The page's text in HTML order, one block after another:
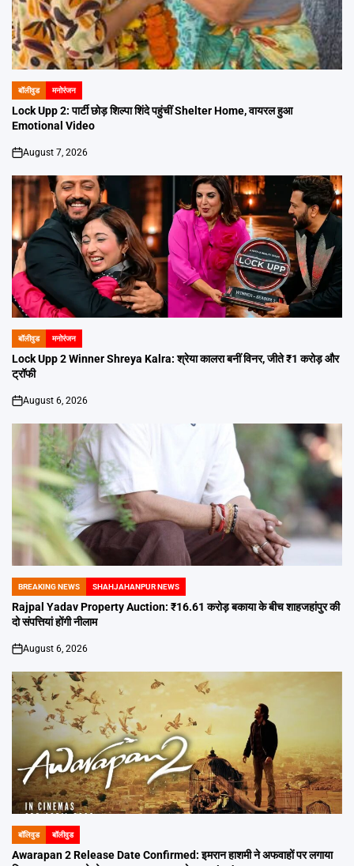
POSTED
IN
बॉलीवुड मनोरंजन
Lock Upp 2: पार्टी छोड़ शिल्पा शिंदे पहुंचीं Shelter Home, वायरल हुआ
Emotional Video
on
August 7, 2026
POSTED
IN
बॉलीवुड मनोरंजन
Lock Upp 2 Winner Shreya Kalra: श्रेया कालरा बनीं विनर, जीते ₹1 करोड़ और
ट्रॉफी
on
August 6, 2026
POSTED
IN
BREAKING NEWS SHAHJAHANPUR NEWS
Rajpal Yadav Property Auction: ₹16.61 करोड़ बकाया के बीच शाहजहांपुर की
दो संपत्तियां होंगी नीलाम
on
August 6, 2026
POSTED
IN
बॉलिवुड बॉलीवुड
Awarapan 2 Release Date Confirmed: इमरान हाशमी ने अफवाहों पर लगाया